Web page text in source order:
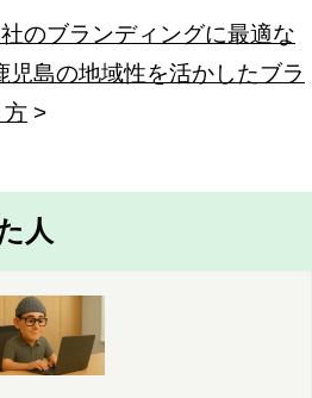
のブランディングに最適な
児島の地域性を活かしたブラ
方 >
人